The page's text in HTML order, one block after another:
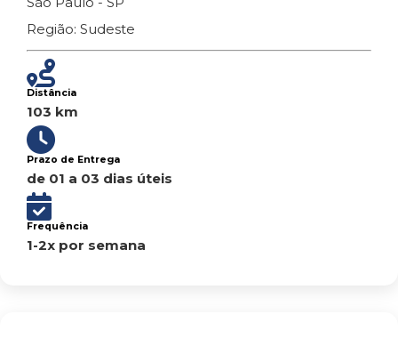
Região: Sudeste
Distância
103 km
Prazo de Entrega
de 01 a 03 dias úteis
Frequência
1-2x por semana